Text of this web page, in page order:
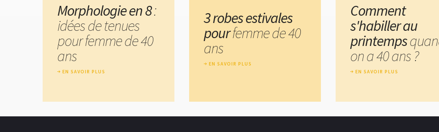
Morphologie en 8:
idées de tenues
pour femme de 40
ans
EN SAVOIR PLUS
3 robes estivales
pourfemme de 40
ans
EN SAVOIR PLUS
Comment
s'habiller au
printemps
on a 40 ans ?
EN SAVOIR PLUS